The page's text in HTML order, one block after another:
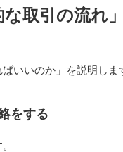
取引の流れ」
いいのか」を説明しま
をする